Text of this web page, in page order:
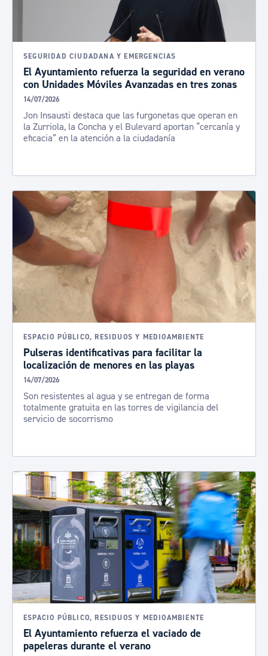
SEGURIDAD CIUDADANA Y EMERGENCIAS
El Ayuntamiento refuerza la seguridad en verano
con Unidades Móviles Avanzadas en tres zonas
14/07/2026
Jon Insausti destaca que las furgonetas que operan en
la Zurriola, la Concha y el Bulevard aportan “cercanía y
eficacia” en la atención a la ciudadanía
ESPACIO PÚBLICO, RESIDUOS Y MEDIOAMBIENTE
Pulseras identificativas para facilitar la
localización de menores en las playas
14/07/2026
Son resistentes al agua y se entregan de forma
totalmente gratuita en las torres de vigilancia del
servicio de socorrismo
ESPACIO PÚBLICO, RESIDUOS Y MEDIOAMBIENTE
El Ayuntamiento refuerza el vaciado de
papeleras durante el verano